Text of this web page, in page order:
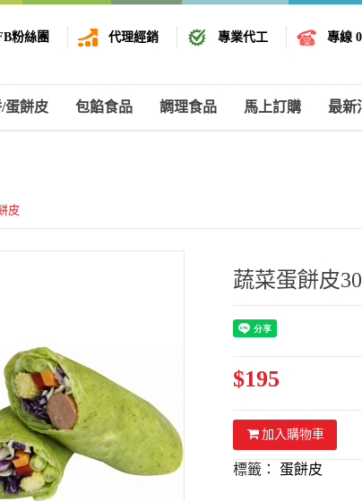
粉絲團 代理經銷 專業代工 專線
蛋餅皮 包餡食品 調理食品 馬上訂購 最新
皮
蔬菜蛋餅皮
$195
加入購物車
標籤： 蛋餅皮